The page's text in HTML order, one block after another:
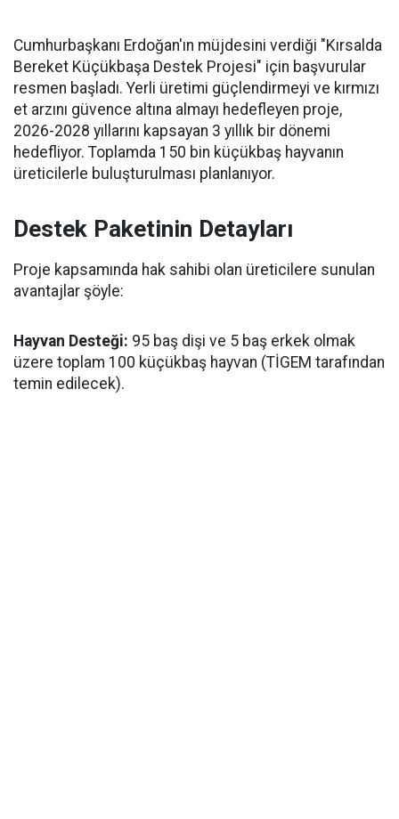
Cumhurbaşkanı Erdoğan'ın müjdesini verdiği "Kırsalda
Bereket Küçükbaşa Destek Projesi" için başvurular
resmen başladı. Yerli üretimi güçlendirmeyi ve kırmızı
et arzını güvence altına almayı hedefleyen proje,
2026-2028 yıllarını kapsayan 3 yıllık bir dönemi
hedefliyor. Toplamda 150 bin küçükbaş hayvanın
üreticilerle buluşturulması planlanıyor.
Destek Paketinin Detayları
Proje kapsamında hak sahibi olan üreticilere sunulan
avantajlar şöyle:
Hayvan Desteği: 95 baş dişi ve 5 baş erkek olmak
üzere toplam 100 küçükbaş hayvan (TİGEM tarafından
temin edilecek).